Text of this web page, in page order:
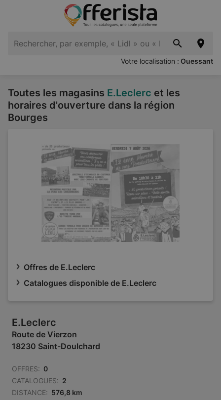
Votre localisation : Ouessant
Toutes les magasins E.Leclerc et les
horaires d'ouverture dans la région
Bourges
Offres de E.Leclerc
Catalogues disponible de E.Leclerc
E.Leclerc
Route de Vierzon
18230 Saint-Doulchard
OFFRES: 0
CATALOGUES: 2
DISTANCE: 576,8 km